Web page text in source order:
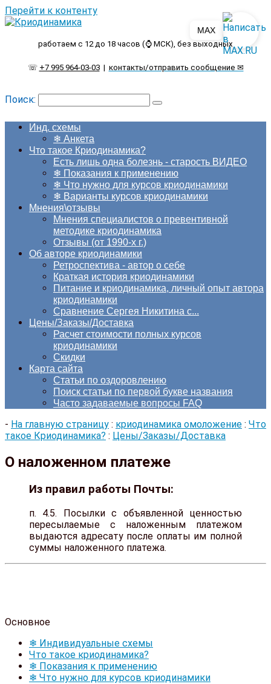
Перейти к контенту
работаем с 12 до 18 часов (⌚ МСК), без выходных
☏ +7 995 964-03-03| контакты/отправить сообщение ✉
Поиск:
Инд. схемы
❄ Анкета
Что такое Криодинамика?
Есть лишь одна болезнь - старость ВИДЕО
❄ Показания к применению
❄ Что нужно для курсов криодинамики
❄ Варианты курсов криодинамики
Мнения\отзывы
Мнения специалистов о превентивной
методике криодинамика
Отзывы (от 1990-х г.)
Об авторе криодинамики
Ретроспектива - автор о себе
Краткая история криодинамики
Питание и криодинамика, личный опыт автора
криодинамики
Сравнение Сергея Никитина с...
Цены/Заказы/Доставка
Расчет стоимости полных курсов
криодинамики
Скидки
Карта сайта
Статьи по оздоровлению
Поиск статьи по первой букве названия
Часто задаваемые вопросы FAQ
- На главную страницу : криодинамика омоложение : Что
такое Криодинамика? : Цены/Заказы/Доставка
О наложенном платеже
Из правил работы Почты:
п. 4.5. Посылки с объявленной ценностью
пересылаемые с наложенным платежом
выдаются адресату после оплаты им полной
суммы наложенного платежа.
Основное
❄ Индивидуальные схемы
Что такое криодинамика?
❄ Показания к применению
❄ Что нужно для курсов криодинамики
MAX